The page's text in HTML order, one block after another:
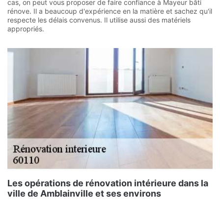
cas, on peut vous proposer de faire confiance à Mayeur bâti
rénove. Il a beaucoup d'expérience en la matière et sachez qu'il
respecte les délais convenus. Il utilise aussi des matériels
appropriés.
Les opérations de rénovation intérieure dans la
ville de Amblainville et ses environs